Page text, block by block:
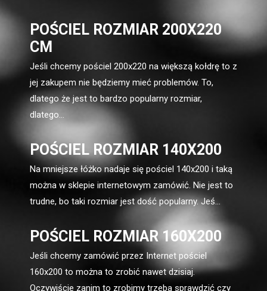
POŚCIEL ROZMIAR 200X220
CM
Jeśli chcemy pościel 200x220 na większą kołdrę to z
jej zakupem nie będziemy mieć problemów. To,
dlatego że jest to bardzo popularny rozmiar,
dlatego...
POŚCIEL ROZMIAR 140X200
Na mniejsze łóżko nadaje się pościel 140x200 i taką
można w sklepie internetowym zamówić. Nie jest to
trudne, bo taki rozmiar jest dość popularny. Jeś...
POŚCIEL ROZMIAR 160X200
Jeśli chcemy zamówić przez Internet pościel
160x200 to można to zrobić nawet dzisiaj.
Oczywiście zanim to zrobimy trzeba sprawdzić czy